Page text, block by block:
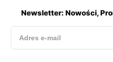
Newsletter: Nowości,